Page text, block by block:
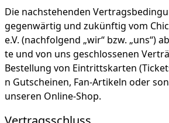
Die nachstehenden
gegenwärtig und zukünftig vom
e.V. (nachfolgend „wir“ bzw. „uns“)
te und von uns geschlossenen
Bestellung von Eintrittskarten
n Gutscheinen, Fan-Artikeln oder
unseren Online-Shop.